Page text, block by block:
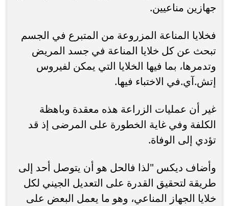
جهازين مناعيين.
فخلايا المناعة المزروعة من المتبرع في الجسم
تبحث عن كل خلايا المناعة في جسد المريض
وتدمرها، بما فيها الخلايا التي يمكن لفيروس
إتش.آي.في الاختباء فيها.
غير أن عمليات الزراعة هذه معقدة وباهظة
الكلفة وفي غاية الخطورة على المرضى إذ قد
تؤدي إلى الوفاة.
وأضاف ديكس "لذا فالحل هو أن يتوصل أحد إلى
طريقة لتحقيق القدرة على التعديل الجيني لكل
خلايا الجهاز المناعي، وهو ما يعمل البعض على